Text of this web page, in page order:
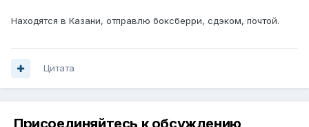
Находятся в Казани, отправлю боксберри, сдэком, почтой.
Цитата